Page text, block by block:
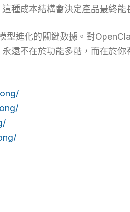
種成本結構會決定產品最終
型進化的關鍵數據。對
遠不在於功能多酷，而在於你